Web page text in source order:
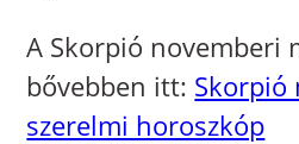
A Skorpió novemberi
bővebben itt: Skorpió
szerelmi horoszkóp